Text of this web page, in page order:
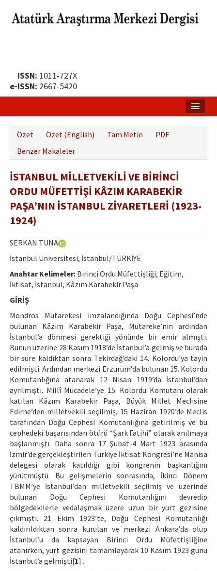
ISSN: 1011-727X
e-ISSN: 2667-5420
Yayın Politikası
Dergi Kurulları
Yayın İlkeleri
Etik İlkeler
Yazar Rehberi
Hakem Rehberi
İletişim
Özet Özet (English) Tam Metin
PDF
Benzer Makaleler
İSTANBUL MİLLETVEKİLİ VE BİRİNCİ
ORDU MÜFETTİŞİ KÂZIM KARABEKİR
PAŞA’NIN İSTANBUL ZİYARETLERİ (1923-
1924)
SERKAN TUNA
İstanbul Üniversitesi, İstanbul/TÜRKİYE
Anahtar Kelimeler: Birinci Ordu Müfettişliği, Eğitim,
İktisat, İstanbul, Kâzım Karabekir Paşa
GİRİŞ
Mondros Mütarekesi imzalandığında Doğu Cephesi’nde
bulunan Kâzım Karabekir Paşa, Mütareke’nin ardından
İstanbul’a dönmesi gerektiği yönünde bir emir almıştı.
Bunun üzerine 28 Kasım 1918’de İstanbul’a gelmiş ve burada
bir süre kaldıktan sonra Tekirdağ’daki 14. Kolordu’ya tayin
edilmişti. Ardından merkezi Erzurum’da bulunan 15. Kolordu
Komutanlığına atanarak 12 Nisan 1919’da İstanbul’dan
ayrılmıştı. Millî Mücadele’ye 15. Kolordu Komutanı olarak
katılan Kâzım Karabekir Paşa, Büyük Millet Meclisine
Edirne’den milletvekili seçilmiş, 15 Haziran 1920’de Meclis
tarafından Doğu Cephesi Komutanlığına getirilmiş ve bu
cephedeki başarısından ötürü “Şark Fatihi” olarak anılmaya
başlanmıştı. Daha sonra 17 Şubat-4 Mart 1923 arasında
İzmir’de gerçekleştirilen Türkiye İktisat Kongresi’ne Manisa
delegesi olarak katıldığı gibi kongrenin başkanlığını
yürütmüştü. Bu gelişmelerin sonrasında, İkinci Dönem
TBMM’ye İstanbul’dan milletvekili seçilmiş ve üzerinde
bulunan Doğu Cephesi Komutanlığını devredip
bölgedekilerle vedalaşmak üzere uzun bir yurt gezisine
çıkmıştı. 21 Ekim 1923’te, Doğu Cephesi Komutanlığı
kaldırıldıktan sonra kurulan ve merkezi Ankara’da olup
İstanbul’u da kapsayan Birinci Ordu Müfettişliğine
atanırken, yurt gezisini tamamlayarak 10 Kasım 1923 günü
İstanbul’a gelmişti[1] .